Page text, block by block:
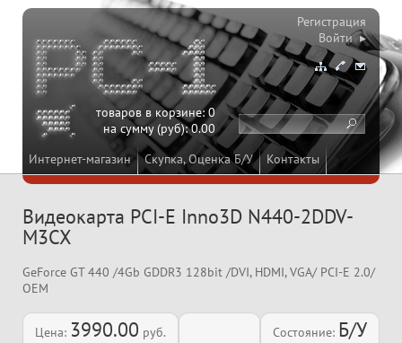
Интернет-магазин Скупка, Оценка Б/У Контакты
товаров в корзине:0
на сумму (руб):0.00
Регистрация
Войти ▸
Видеокарта PCI-E Inno3D N440-2DDV-
M3CX
GeForce GT 440 /4Gb GDDR3 128bit /DVI, HDMI, VGA/ PCI-E 2.0/
OEM
Цена: 3990.00 руб. Состояние: Б/У